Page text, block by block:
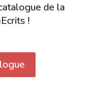
de la
!